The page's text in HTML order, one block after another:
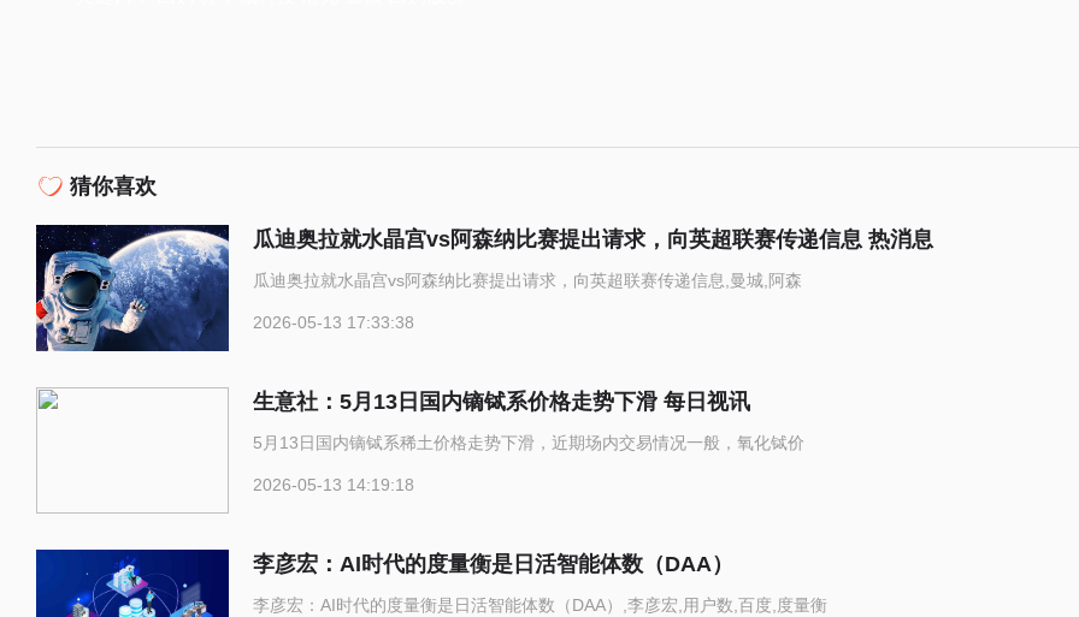
猜你喜欢
瓜迪奥拉就水晶宫vs阿森纳比赛提出请求，向英超联赛传递信息 热消息
瓜迪奥拉就水晶宫vs阿森纳比赛提出请求，向英超联赛传递信息,曼城,阿森
2026-05-13 17:33:38
生意社：5月13日国内镝铽系价格走势下滑 每日视讯
5月13日国内镝铽系稀土价格走势下滑，近期场内交易情况一般，氧化铽价
2026-05-13 14:19:18
李彦宏：AI时代的度量衡是日活智能体数（DAA）
李彦宏：AI时代的度量衡是日活智能体数（DAA）,李彦宏,用户数,百度,度量衡